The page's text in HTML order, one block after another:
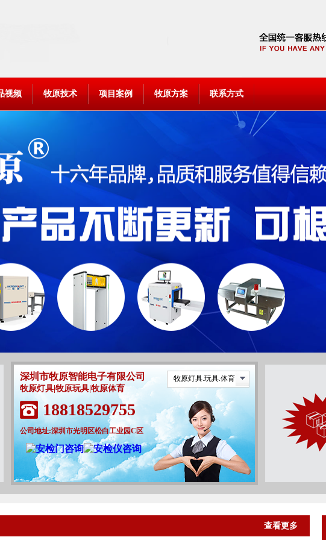
视频 牧原技术 项目案例 牧原方案 联系方式
牧原灯具.玩具.体育
深圳市牧原智能电子有限公司
牧原灯具|牧原玩具|牧原体育
18818529755
公司地址:深圳市光明区松白工业园C区
查看更多